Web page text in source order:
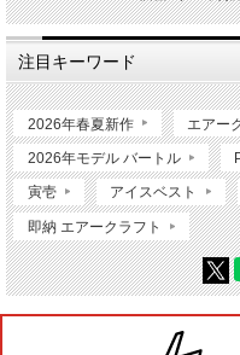
注目キーワード
2026年春夏新作 エアー
2026年モデル バートル
寅壱 アイスベスト
即納 エアークラフト